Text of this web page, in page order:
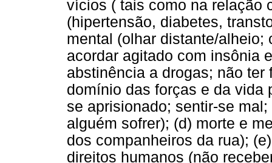
vícios ( tais como na relação
(hipertensão, diabetes,
mental (olhar distante/
acordar agitado com insônia
abstinência a drogas; não
domínio das forças e da vida
se aprisionado; sentir-se
alguém sofrer); (d) morte e
dos companheiros da rua);
direitos humanos (não